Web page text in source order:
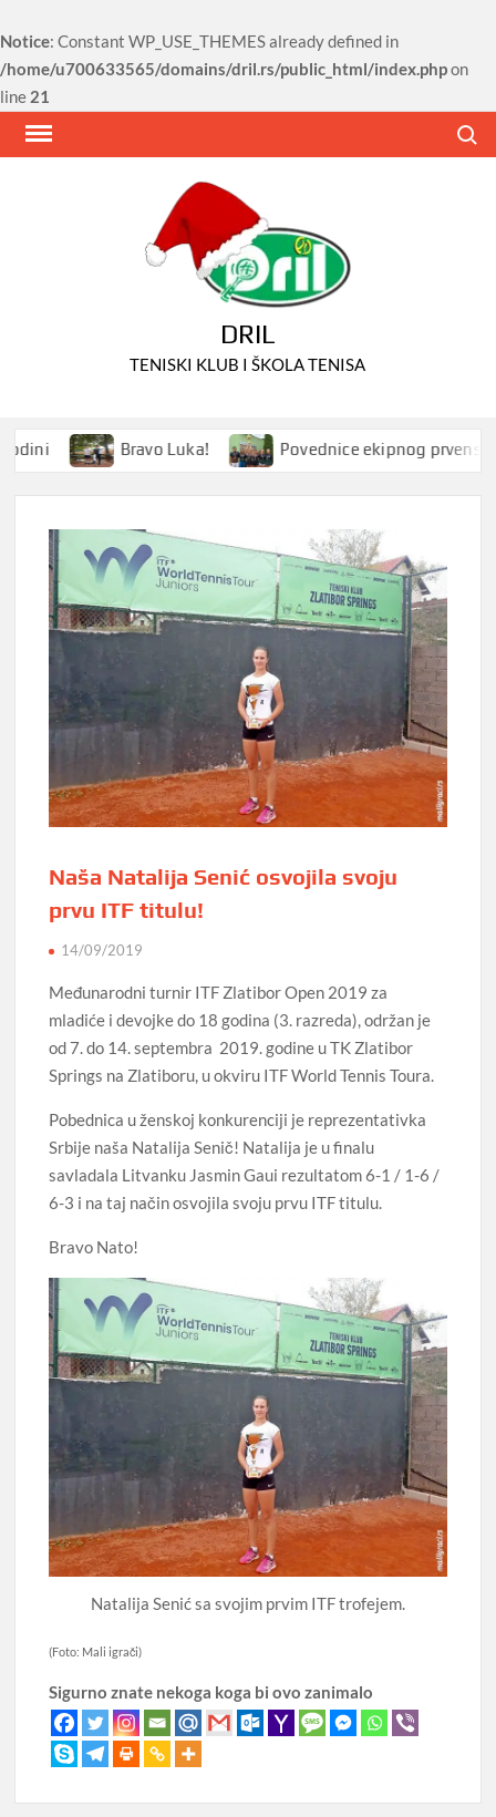
Notice: Constant WP_USE_THEMES already defined in
/home/u700633565/domains/dril.rs/public_html/index.phpon
line 21
Skip
DRIL
TENISKI KLUB I ŠKOLA TENISA
Bravo Luka! Povednice ekipnog prvenstva
Naša Natalija Senić osvojila svoju
prvu ITF titulu!
14/09/2019
Međunarodni turnir ITF Zlatibor Open 2019 za
mladiće i devojke do 18 godina (3. razreda), održan je
od 7. do 14. septembra 2019. godine u TK Zlatibor
Springs na Zlatiboru, u okviru ITF World Tennis Toura.
Pobednica u ženskoj konkurenciji je reprezentativka
Srbije naša Natalija Senič! Natalija je u finalu
savladala Litvanku Jasmin Gaui rezultatom 6-1 / 1-6 /
6-3 i na taj način osvojila svoju prvu ITF titulu.
Bravo Nato!
Natalija Senić sa svojim prvim ITF trofejem.
(Foto: Mali igrači)
Sigurno znate nekoga koga bi ovo zanimalo